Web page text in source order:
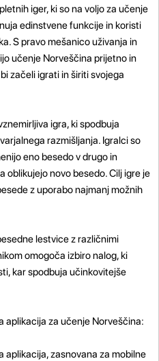
iger, ki so na voljo za učenje
edinstvene funkcije in koristi
S pravo mešanico uživanja in
učenje Norveščina prijetno in
začeli igrati in širiti svojega
igra, ki spodbuja
razmišljanja. Igralci so
eno besedo v drugo in
oblikujejo novo besedo. Cilj igre je
z uporabo najmanj možnih
lestvice z različnimi
omogoča izbiro nalog, ki
kar spodbuja učinkovitejše
aplikacija za učenje Norveščina:
aplikacija, zasnovana za mobilne